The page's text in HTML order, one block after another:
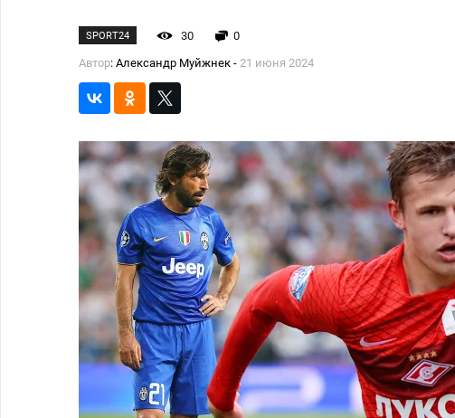
SPORT24 30
0
Автор: Александр Муйжнек - 21 июня 2024